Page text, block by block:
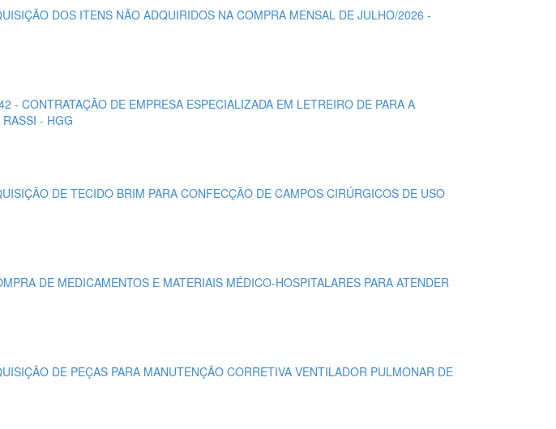
DOS ITENS NÃO ADQUIRIDOS NA COMPRA MENSAL DE JULHO/2026 -
CONTRATAÇÃO DE EMPRESA ESPECIALIZADA EM LETREIRO DE PARA A
- HGG
DE TECIDO BRIM PARA CONFECÇÃO DE CAMPOS CIRÚRGICOS DE USO
DE MEDICAMENTOS E MATERIAIS MÉDICO-HOSPITALARES PARA ATENDER
DE PEÇAS PARA MANUTENÇÃO CORRETIVA VENTILADOR PULMONAR DE